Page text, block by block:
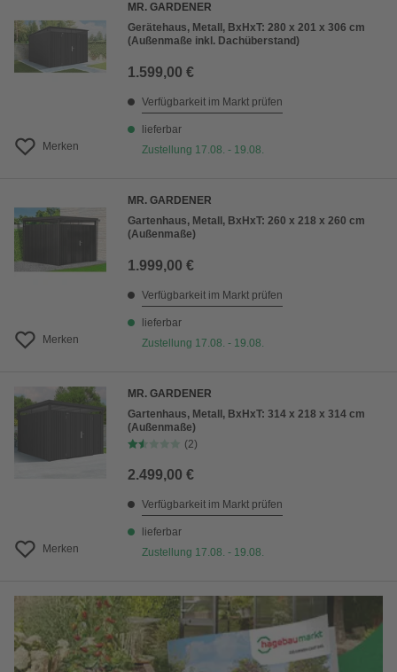
Merken
MR. GARDENER
Gerätehaus, Metall, BxHxT: 280 x 201 x 306 cm
(Außenmaße inkl. Dachüberstand)
1.599,00 €
Verfügbarkeit im Markt prüfen
lieferbar
Zustellung 17.08. - 19.08.
Merken
MR. GARDENER
Gartenhaus, Metall, BxHxT: 260 x 218 x 260 cm
(Außenmaße)
1.999,00 €
Verfügbarkeit im Markt prüfen
lieferbar
Zustellung 17.08. - 19.08.
Merken
MR. GARDENER
Gartenhaus, Metall, BxHxT: 314 x 218 x 314 cm
(Außenmaße)
(2)
2.499,00 €
Verfügbarkeit im Markt prüfen
lieferbar
Zustellung 17.08. - 19.08.